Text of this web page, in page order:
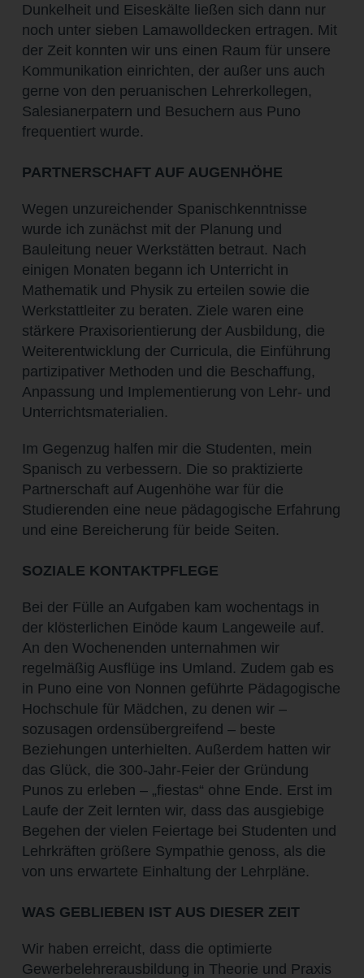
Dunkelheit und Eiseskälte ließen sich dann nur
noch unter sieben Lamawolldecken ertragen. Mit
der Zeit konnten wir uns einen Raum für unsere
Kommunikation einrichten, der außer uns auch
gerne von den peruanischen Lehrerkollegen,
Salesianerpatern und Besuchern aus Puno
frequentiert wurde.
PARTNERSCHAFT AUF AUGENHÖHE
Wegen unzureichender Spanischkenntnisse
wurde ich zunächst mit der Planung und
Bauleitung neuer Werkstätten betraut. Nach
einigen Monaten begann ich Unterricht in
Mathematik und Physik zu erteilen sowie die
Werkstattleiter zu beraten. Ziele waren eine
stärkere Praxisorientierung der Ausbildung, die
Weiterentwicklung der Curricula, die Einführung
partizipativer Methoden und die Beschaffung,
Anpassung und Implementierung von Lehr- und
Unterrichtsmaterialien.
Im Gegenzug halfen mir die Studenten, mein
Spanisch zu verbessern. Die so praktizierte
Partnerschaft auf Augenhöhe war für die
Studierenden eine neue pädagogische Erfahrung
und eine Bereicherung für beide Seiten.
SOZIALE KONTAKTPFLEGE
Bei der Fülle an Aufgaben kam wochentags in
der klösterlichen Einöde kaum Langeweile auf.
An den Wochenenden unternahmen wir
regelmäßig Ausflüge ins Umland. Zudem gab es
in Puno eine von Nonnen geführte Pädagogische
Hochschule für Mädchen, zu denen wir –
sozusagen ordensübergreifend – beste
Beziehungen unterhielten. Außerdem hatten wir
das Glück, die 300-Jahr-Feier der Gründung
Punos zu erleben – „fiestas“ ohne Ende. Erst im
Laufe der Zeit lernten wir, dass das ausgiebige
Begehen der vielen Feiertage bei Studenten und
Lehrkräften größere Sympathie genoss, als die
von uns erwartete Einhaltung der Lehrpläne.
WAS GEBLIEBEN IST AUS DIESER ZEIT
Wir haben erreicht, dass die optimierte
Gewerbelehrerausbildung in Theorie und Praxis